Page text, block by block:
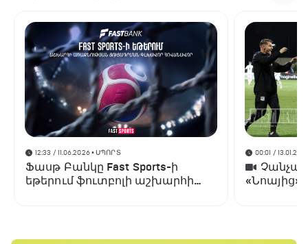
12:33 / 11.06.2026• ՍՊՈՐՏ
Ֆասթ Բանկը Fast Sports-ի
եթերում ֆուտբոլի աշխարհի
00:01 /
«Նոայից»